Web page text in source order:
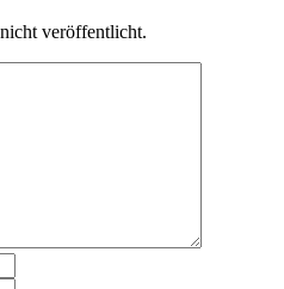
veröffentlicht.